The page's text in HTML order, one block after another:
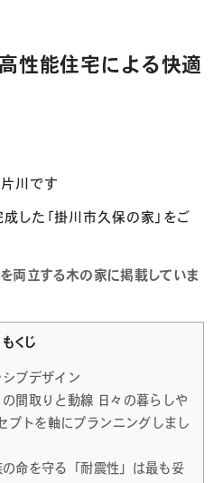
性能住宅による快適
片川です
した「掛川市久保の家」をご
を両立する木の家に掲載していま
もくじ
ブデザイン
間取りと動線 日々の暮らしや
プトを軸にプランニングしまし
命を守る「耐震性」は最も妥